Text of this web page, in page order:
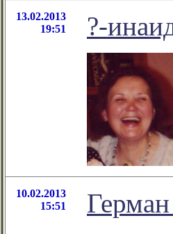
13.02.2013
19:51
?-
10.02.2013
15:51